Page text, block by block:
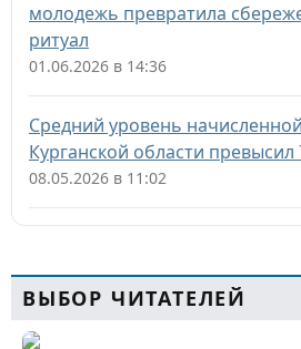
молодежь превратила
ритуал
01.06.2026 в 14:36
Средний уровень
Курганской области
08.05.2026 в 11:02
ВЫБОР ЧИТАТЕЛЕЙ